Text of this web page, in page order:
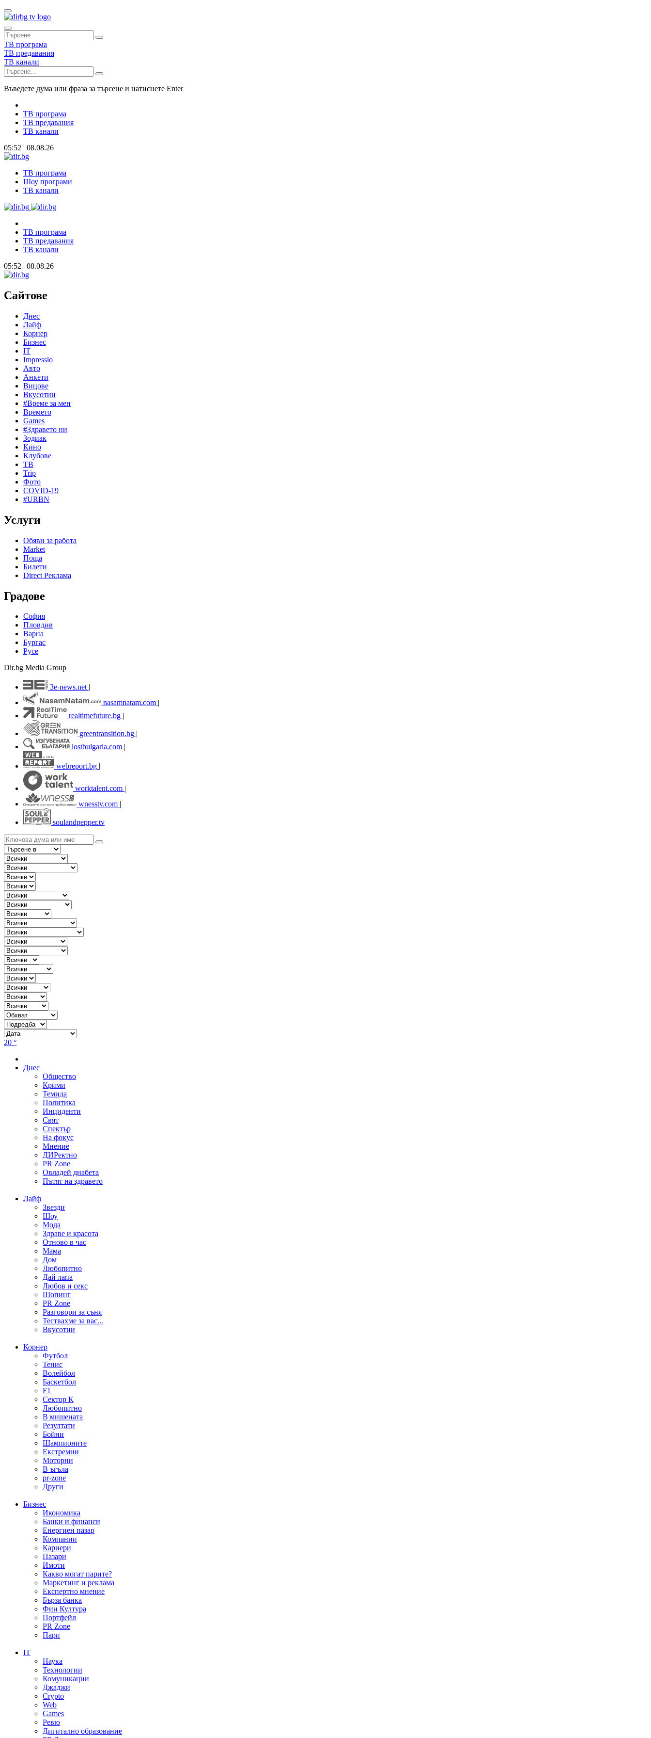
ТВ програма
ТВ предавания
ТВ канали
Въведете дума или фраза за търсене и натиснете Enter
ТВ програма
ТВ предавания
ТВ канали
05:52 | 08.08.26
ТВ програма
Шоу програми
ТВ канали
ТВ програма
ТВ предавания
ТВ канали
05:52 | 08.08.26
Сайтове
Днес
Лайф
Корнер
Бизнес
IT
Impressio
Авто
Анкети
Вицове
Вкусотии
#Време за мен
Времето
Games
#Здравето ни
Зодиак
Кино
Клубове
ТВ
Trip
Фото
COVID-19
#URBN
Услуги
Обяви за работа
Market
Поща
Билети
Direct Реклама
Градове
София
Пловдив
Варна
Бургас
Русе
Dir.bg Media Group
3e-news.net
nasamnatam.com |
realtimefuture.bg |
greentransition.bg |
lostbulgaria.com |
webreport.bg
worktalent.com |
wnesstv.com |
soulandpepper.tv
20 °
Днес
Общество
Крими
Темида
Политика
Инциденти
Свят
Спектър
На фокус
Мнение
ДИРектно
PR Zone
Овладей диабета
Пътят на здравето
Лайф
Звезди
Шоу
Мода
Здраве и красота
Отново в час
Мама
Дом
Любопитно
Дай лапа
Любов и секс
Шопинг
PR Zone
Разговори за съня
Тествахме за вас...
Вкусотии
Корнер
Футбол
Тенис
Волейбол
Баскетбол
F1
Сектор К
Любопитно
В мишената
Резултати
Бойни
Шампионите
Екстремни
Моторни
В ъгъла
pr-zone
Други
Бизнес
Икономика
Банки и финанси
Енергиен пазар
Компании
Кариери
Пазари
Имоти
Какво могат парите?
Маркетинг и реклама
Експертно мнение
Бърза банка
Фин Култура
Портфейл
PR Zone
Пари
IT
Наука
Технологии
Комуникации
Джаджи
Crypto
Web
Games
Ревю
Дигитално образование